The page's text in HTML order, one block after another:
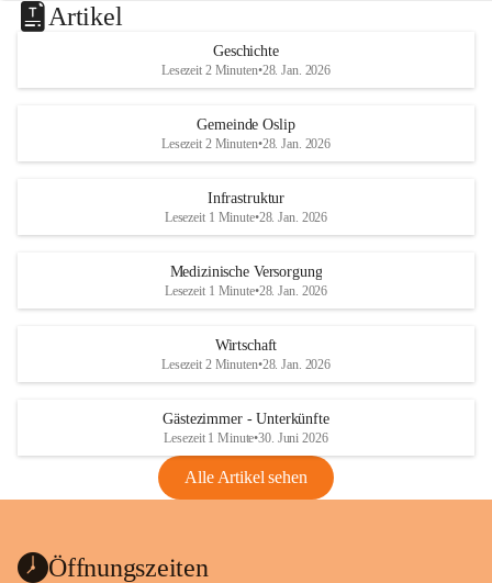
Artikel
Geschichte
Lesezeit 2 Minuten•28. Jan. 2026
Gemeinde Oslip
Lesezeit 2 Minuten•28. Jan. 2026
Infrastruktur
Lesezeit 1 Minute•28. Jan. 2026
Medizinische Versorgung
Lesezeit 1 Minute•28. Jan. 2026
Wirtschaft
Lesezeit 2 Minuten•28. Jan. 2026
Gästezimmer - Unterkünfte
Lesezeit 1 Minute•30. Juni 2026
Alle Artikel sehen
Öffnungszeiten